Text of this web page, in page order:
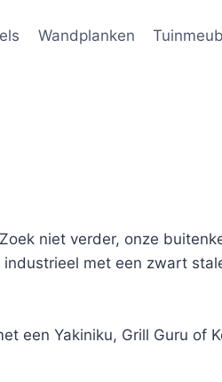
Wandplanken
niet verder, onze
met een zwart
een Yakiniku, Grill Guru of